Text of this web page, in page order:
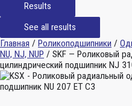
Results
See all results
Главная / Роликоподшипники /
NU, NJ, NUP / SKF — Роликовый
цилиндрический подшипник NJ